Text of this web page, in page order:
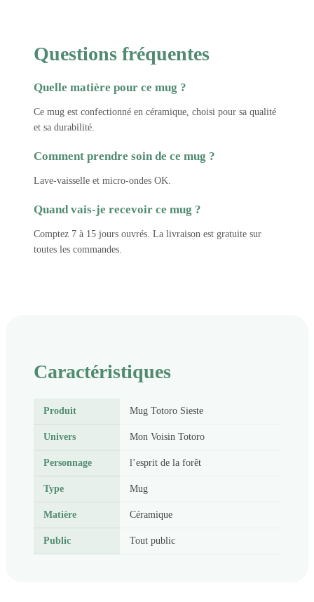
Questions fréquentes
Quelle matière pour ce mug ?
Ce mug est confectionné en céramique, choisi pour sa qualité
et sa durabilité.
Comment prendre soin de ce mug ?
Lave-vaisselle et micro-ondes OK.
Quand vais-je recevoir ce mug ?
Comptez 7 à 15 jours ouvrés. La livraison est gratuite sur
toutes les commandes.
Caractéristiques
Produit Mug Totoro Sieste
Univers Mon Voisin Totoro
Personnage l’esprit de la forêt
Type Mug
Matière Céramique
Public Tout public